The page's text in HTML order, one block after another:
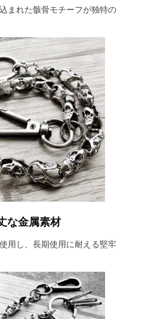
まれた骸骨モチーフが独特の
な金属素材
用し、長期使用に耐える堅牢